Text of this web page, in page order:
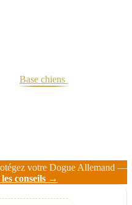
Base chiens
votre Dogue Allemand —
conseils →